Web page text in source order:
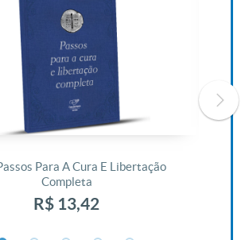
Para A Cura E Libertação
Completa
R$ 13,42